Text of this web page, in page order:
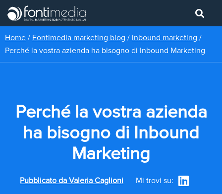
Home / Fontimedia marketing blog / inbound marketing /
Perché la vostra azienda ha bisogno di Inbound Marketing
Perché la vostra azienda
ha bisogno di Inbound
Marketing
Pubblicato da Valeria Caglioni Mi trovi su: